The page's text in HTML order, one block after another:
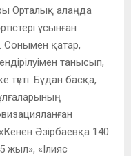
Орталық алаңда
ұсынған
Сонымен қатар,
танысып,
түсті. Бұдан басқа,
Әзірбаевқа 140
жыл», «Ілияс